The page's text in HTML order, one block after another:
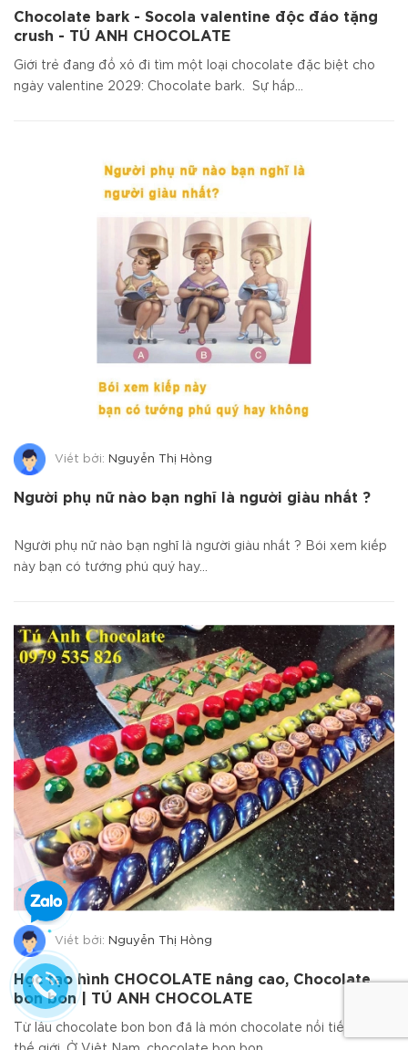
Chocolate bark - Socola valentine độc đáo tặng
crush - TÚ ANH CHOCOLATE
Giới trẻ đang đổ xô đi tìm một loại chocolate đặc biệt cho
ngày valentine 2029: Chocolate bark. Sự hấp...
Viết bởi: Nguyễn Thị Hồng
Người phụ nữ nào bạn nghĩ là người giàu nhất ?
Người phụ nữ nào bạn nghĩ là người giàu nhất ? Bói xem kiếp
này bạn có tướng phú quý hay...
Viết bởi: Nguyễn Thị Hồng
Học tạo hình CHOCOLATE nâng cao, Chocolate
bon bon | TÚ ANH CHOCOLATE
Từ lâu chocolate bon bon đã là món chocolate nổi tiếng trên